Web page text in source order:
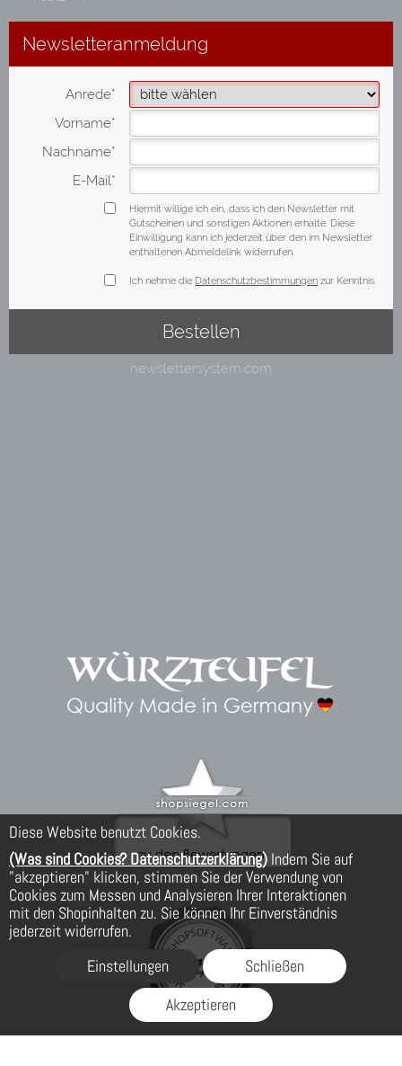
Diese Website benutzt Cookies.
(Was sind Cookies? Datenschutzerklärung) Indem Sie auf
"akzeptieren" klicken, stimmen Sie der Verwendung von
Cookies zum Messen und Analysieren Ihrer Interaktionen
mit den Shopinhalten zu. Sie können Ihr Einverständnis
jederzeit widerrufen.
Einstellungen
Schließen
Akzeptieren